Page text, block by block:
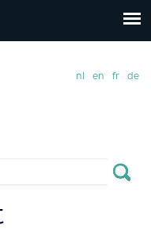
nl en fr de